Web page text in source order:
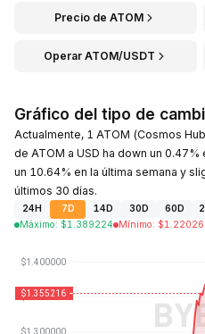
Precio de ATOM
Operar ATOM/USDT
Gráfico del tipo de
Actualmente, 1 ATOM (Cosmos
de ATOM a USD ha down un
un 10.64% en la última semana y
últimos 30 días.
24H 7D 14D 30D 60D
Máximo: $1.389224 Mínimo: $